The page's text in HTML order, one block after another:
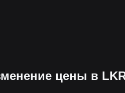
цены в